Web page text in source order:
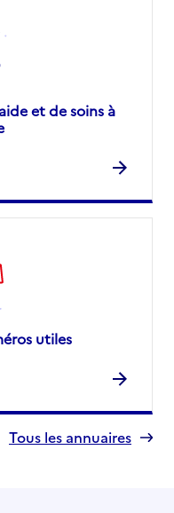
et de soins à
utiles
Tous les annuaires